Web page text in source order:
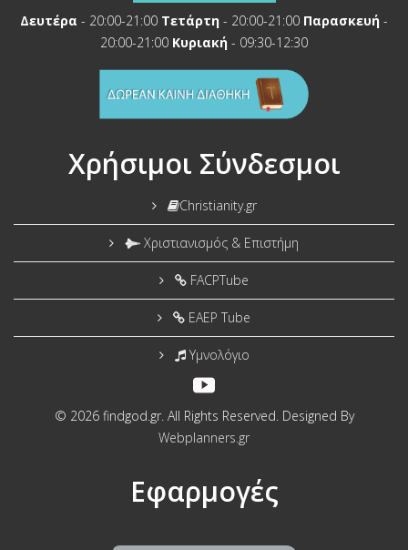
Δευτέρα - 20:00-21:00 Τετάρτη - 20:00-21:00 Παρασκευή -
20:00-21:00 Κυριακή - 09:30-12:30
Χρήσιμοι Σύνδεσμοι
Christianity.gr
Χριστιανισμός & Επιστήμη
FACPTube
EAEP Tube
Υμνολόγιο
© 2026 findgod.gr. All Rights Reserved. Designed By
Webplanners.gr
Εφαρμογές